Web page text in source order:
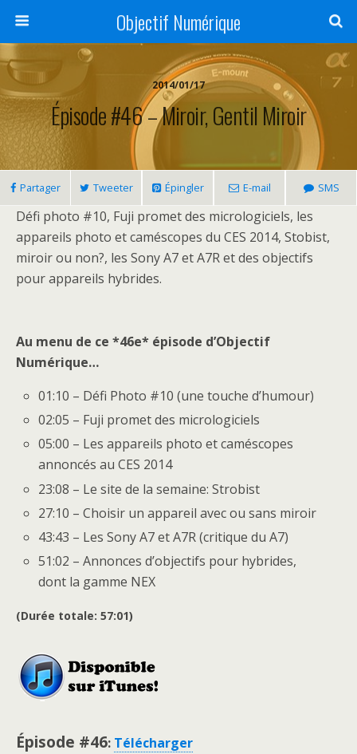
Objectif Numérique
2014/01/17
Épisode #46 – Miroir, Gentil Miroir
Partager Tweeter Épingler E-mail SMS
Défi photo #10, Fuji promet des micrologiciels, les
appareils photo et caméscopes du CES 2014, Stobist,
miroir ou non?, les Sony A7 et A7R et des objectifs
pour appareils hybrides.
Au menu de ce *46e* épisode d’Objectif
Numérique…
01:10 – Défi Photo #10 (une touche d’humour)
02:05 – Fuji promet des micrologiciels
05:00 – Les appareils photo et caméscopes
annoncés au CES 2014
23:08 – Le site de la semaine: Strobist
27:10 – Choisir un appareil avec ou sans miroir
43:43 – Les Sony A7 et A7R (critique du A7)
51:02 – Annonces d’objectifs pour hybrides,
dont la gamme NEX
(Durée totale: 57:01)
Épisode #46: Télécharger